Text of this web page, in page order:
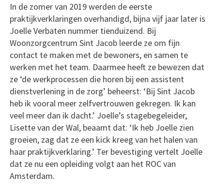
In de zomer van 2019 werden de eerste
praktijkverklaringen overhandigd, bijna vijf jaar later is
Joelle Verbaten nummer tienduizend. Bij
Woonzorgcentrum Sint Jacob leerde ze om fijn
contact te maken met de bewoners, en samen te
werken met het team. Daarmee heeft ze bewezen dat
ze ‘de werkprocessen die horen bij een assistent
dienstverlening in de zorg’ beheerst: ‘Bij Sint Jacob
heb ik vooral meer zelfvertrouwen gekregen. Ik kan
veel meer dan ik dacht.’ Joelle’s stagebegeleider,
Lisette van der Wal, beaamt dat: ‘Ik heb Joelle zien
groeien, zag dat ze een kick kreeg van het halen van
haar praktijkverklaring.’ Ter bevestiging vertelt Joelle
dat ze nu een opleiding volgt aan het ROC van
Amsterdam.